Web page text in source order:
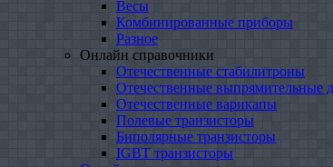
Весы
Комбинированные приборы
Разное
Онлайн справочники
Отечественные стабилитроны
Отечественные выпрямительные
Отечественные варикапы
Полевые транзисторы
Биполярные транзисторы
IGBT транзисторы